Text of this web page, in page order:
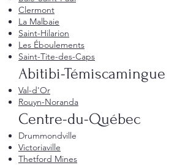
Clermont
La Malbaie
Saint-Hilarion
Les Éboulements
Saint-Tite-des-Caps
Abitibi-Témiscamingue
Val-d'Or
Rouyn-Noranda
Centre-du-Québec
Drummondville
Victoriaville
Thetford Mines